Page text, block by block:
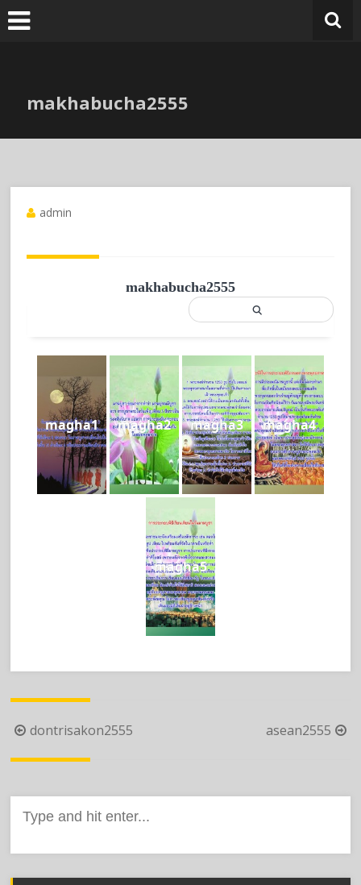
Skip
to
makhabucha2555
admin
makhabucha2555
magha1 magha2 magha3 magha4
magha5
Post
navigation
dontrisakon2555 asean2555
for: